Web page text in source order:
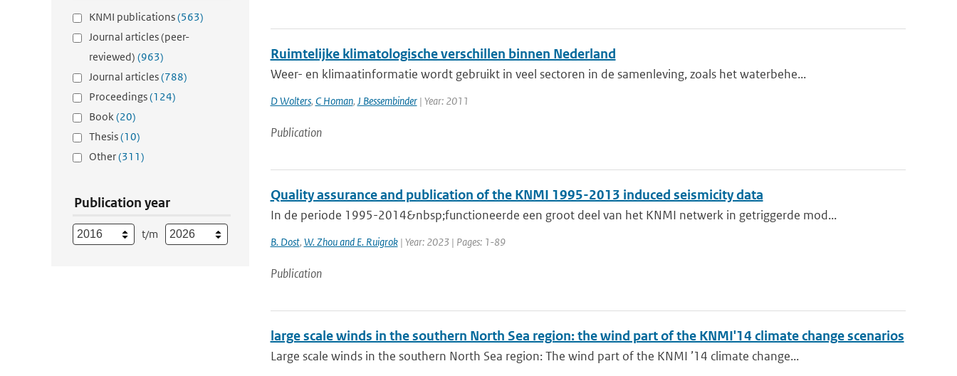
KNMI publications(563)
Journal articles (peer-
reviewed) (963)
Journal articles(788)
Proceedings(124)
Book(20)
Thesis(10)
Other(311)
Publication year
t/m
Ruimtelijke klimatologische verschillen binnen Nederland
Weer- en klimaatinformatie wordt gebruikt in veel sectoren in de samenleving, zoals het waterbehe...
D Wolters, C Homan, J Bessembinder| Year: 2011
Publication
Quality assurance and publication of the KNMI 1995-2013 induced seismicity data
In de periode 1995-2014&nbsp;functioneerde een groot deel van het KNMI netwerk in getriggerde mod...
B. Dost, W. Zhou and E. Ruigrok| Year: 2023 | Pages: 1-89
Publication
large scale winds in the southern North Sea region: the wind part of the KNMI'14 climate change scenarios
Large scale winds in the southern North Sea region: The wind part of the KNMI ’14 climate change...